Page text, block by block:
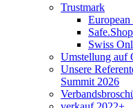
Trustmark
Swiss
Umstellung auf
Unsere
Summit 2026